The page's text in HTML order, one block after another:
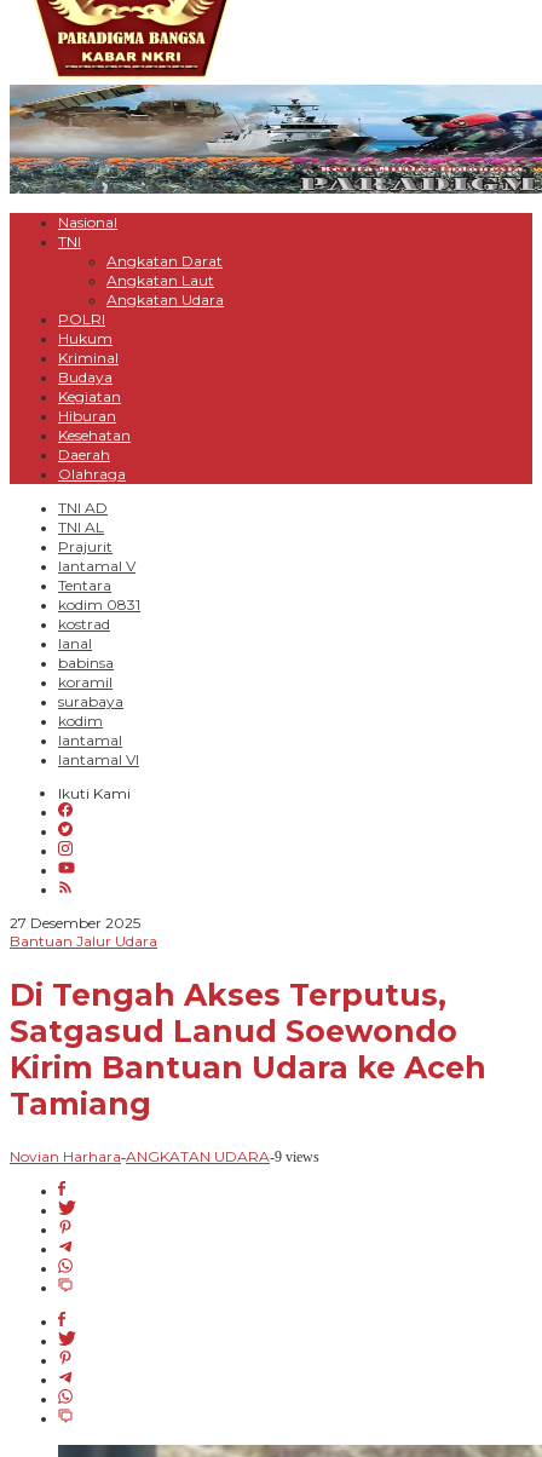
Nasional
TNI
Angkatan Darat
Angkatan Laut
Angkatan Udara
POLRI
Hukum
Kriminal
Budaya
Kegiatan
Hiburan
Kesehatan
Daerah
Olahraga
TNI AD
TNI AL
Prajurit
lantamal V
Tentara
kodim 0831
kostrad
lanal
babinsa
koramil
surabaya
kodim
lantamal
lantamal VI
Ikuti Kami
27 Desember 2025oleh
Novian
Bantuan Jalur Udara
Di Tengah Akses Terputus,
Satgasud Lanud Soewondo
Kirim Bantuan Udara ke Aceh
Tamiang
Novian Harhara-ANGKATAN UDARA-9 views